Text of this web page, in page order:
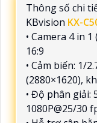
Thông số chi
KBvision KX-
• Camera 4 in
16:9
• Cảm biến: 1/
(2880×1620),
• Độ phân giải:
1080P@25/30